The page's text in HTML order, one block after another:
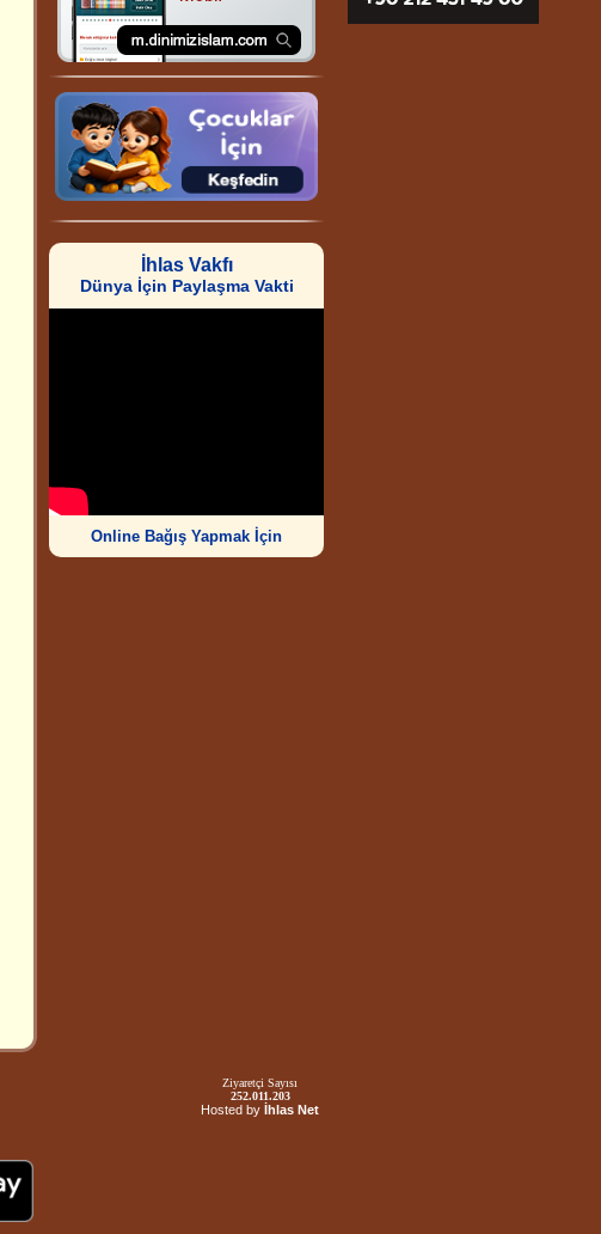
İhlas Vakfı
Dünya İçin Paylaşma Vakti
Online Bağış Yapmak İçin
Ziyaretçi Sayısı
252.011.203
Hosted by İhlas Net